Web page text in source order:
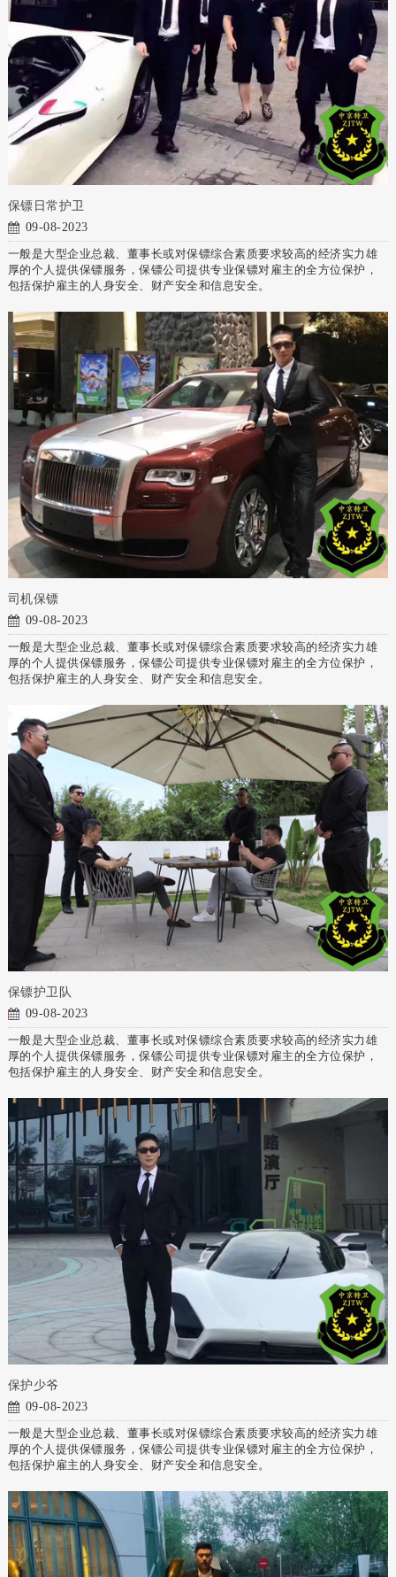
保镖日常护卫
09-08-2023
一般是大型企业总裁、董事长或对保镖综合素质要求较高的经济实力雄
厚的个人提供保镖服务，保镖公司提供专业保镖对雇主的全方位保护，
包括保护雇主的人身安全、财产安全和信息安全。
司机保镖
09-08-2023
一般是大型企业总裁、董事长或对保镖综合素质要求较高的经济实力雄
厚的个人提供保镖服务，保镖公司提供专业保镖对雇主的全方位保护，
包括保护雇主的人身安全、财产安全和信息安全。
保镖护卫队
09-08-2023
一般是大型企业总裁、董事长或对保镖综合素质要求较高的经济实力雄
厚的个人提供保镖服务，保镖公司提供专业保镖对雇主的全方位保护，
包括保护雇主的人身安全、财产安全和信息安全。
保护少爷
09-08-2023
一般是大型企业总裁、董事长或对保镖综合素质要求较高的经济实力雄
厚的个人提供保镖服务，保镖公司提供专业保镖对雇主的全方位保护，
包括保护雇主的人身安全、财产安全和信息安全。